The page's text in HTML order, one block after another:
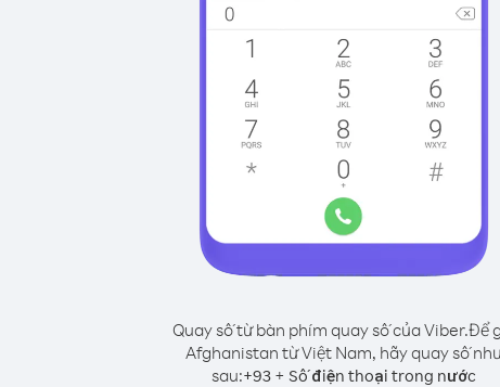
Quay số từ bàn phím quay số của Viber.Để
Afghanistan từ Việt Nam, hãy quay số
sau:+93 + Số điện thoại trong nước